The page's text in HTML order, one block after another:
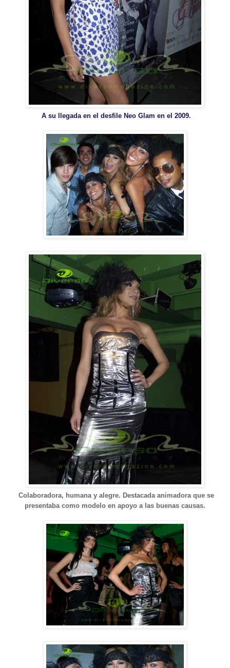
A su llegada en el desfile Neo Glam en el 2009.
Colaboradora, humana y alegre. Destacadaanimadora que se
presentaba como modelo en apoyo a las buenas causas.